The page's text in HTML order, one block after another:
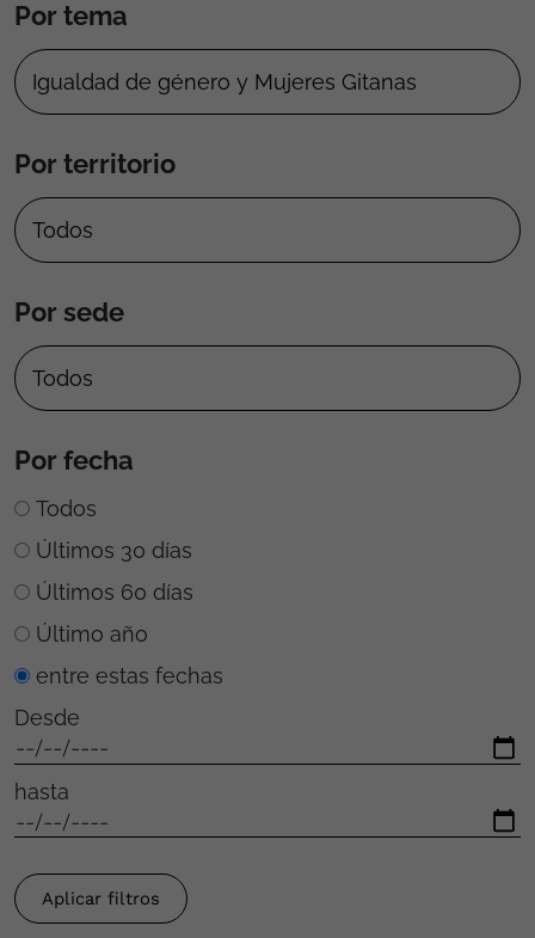
Por tema
Por territorio
Por sede
Por fecha
Todos
Últimos 30 días
Últimos 60 días
Último año
entre estas fechas
Desde
hasta